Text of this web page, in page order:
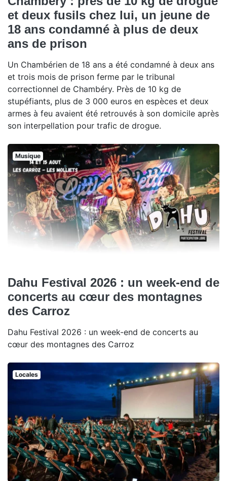
et deux fusils chez lui, un jeune de
18 ans condamné à plus de deux
ans de prison
Un Chambérien de 18 ans a été condamné à deux ans
et trois mois de prison ferme par le tribunal
correctionnel de Chambéry. Près de 10 kg de
stupéfiants, plus de 3 000 euros en espèces et deux
armes à feu avaient été retrouvés à son domicile après
son interpellation pour trafic de drogue.
Musique
Dahu Festival 2026 : un week-end de
concerts au cœur des montagnes
des Carroz
Dahu Festival 2026 : un week-end de concerts au
cœur des montagnes des Carroz
Locales